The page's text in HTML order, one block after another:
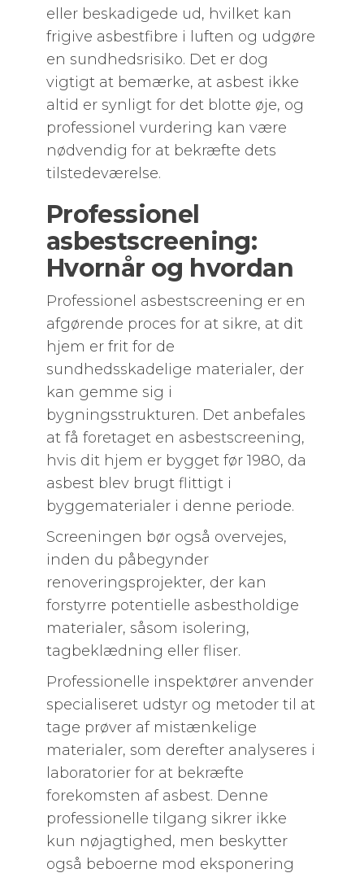
eller beskadigede ud, hvilket kan
frigive asbestfibre i luften og udgøre
en sundhedsrisiko. Det er dog
vigtigt at bemærke, at asbest ikke
altid er synligt for det blotte øje, og
professionel vurdering kan være
nødvendig for at bekræfte dets
tilstedeværelse.
Professionel
asbestscreening:
Hvornår og hvordan
Professionel asbestscreening er en
afgørende proces for at sikre, at dit
hjem er frit for de
sundhedsskadelige materialer, der
kan gemme sig i
bygningsstrukturen. Det anbefales
at få foretaget en asbestscreening,
hvis dit hjem er bygget før 1980, da
asbest blev brugt flittigt i
byggematerialer i denne periode.
Screeningen bør også overvejes,
inden du påbegynder
renoveringsprojekter, der kan
forstyrre potentielle asbestholdige
materialer, såsom isolering,
tagbeklædning eller fliser.
Professionelle inspektører anvender
specialiseret udstyr og metoder til at
tage prøver af mistænkelige
materialer, som derefter analyseres i
laboratorier for at bekræfte
forekomsten af asbest. Denne
professionelle tilgang sikrer ikke
kun nøjagtighed, men beskytter
også beboerne mod eksponering